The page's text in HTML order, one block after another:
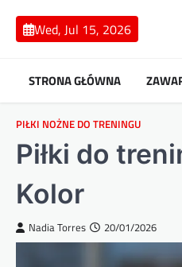
content
Wed, Jul 15, 2026
STRONA GŁÓWNA
PIŁKI NOŻNE DO TRENINGU
Piłki do
Kolor
Nadia Torres 20/01/2026